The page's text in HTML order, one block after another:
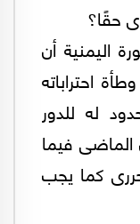
حقًا؟
اليمنية أن
احتراباته
له للدور
الماضى فيما
كما يجب